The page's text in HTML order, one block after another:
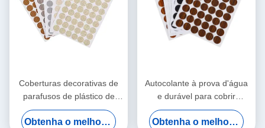
Coberturas decorativas de
parafusos de plástico de
PVC para fácil instalação e
reparação de superfícies de
Obtenha o melhor preço
Autocolante à prova d'água
e durável para cobrir
orifícios de parafusos e
reparar superfícies de
Obtenha o melhor preço